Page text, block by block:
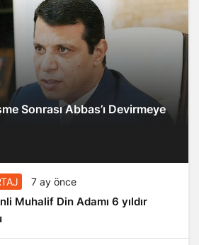
Sonrası Abbas’ı Devirmeye
7 ay önce
Muhalif Din Adamı 6 yıldır